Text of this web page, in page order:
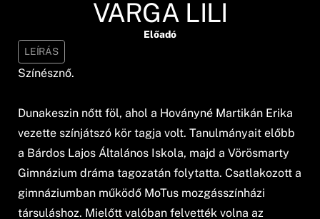
VARGA LILI
Előadó
LEÍRÁS
Színésznő.
Dunakeszin nőtt föl, ahol a Hoványné Martikán Erika
vezette színjátszó kör tagja volt. Tanulmányait előbb
a Bárdos Lajos Általános Iskola, majd a Vörösmarty
Gimnázium dráma tagozatán folytatta. Csatlakozott a
gimnáziumban működő MoTus mozgásszínházi
társuláshoz. Mielőtt valóban felvették volna az